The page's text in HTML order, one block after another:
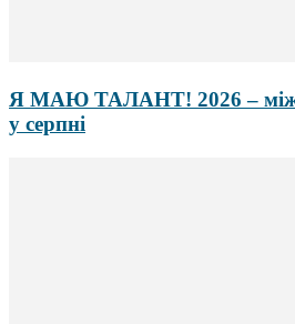
Я МАЮ ТАЛАНТ! 2026 –
у серпні